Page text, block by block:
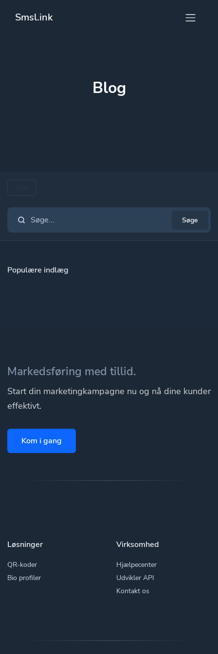
Smsl.ink
Blog
Søge
Populære indlæg
Markedsføring med tillid.
Start din marketingkampagne nu og nå dine kunder
effektivt.
Kom i gang
Løsninger
QR-koder
Bio profiler
Virksomhed
Hjælpecenter
Udvikler API
Kontakt os